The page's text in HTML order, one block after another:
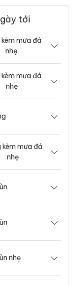
tới
mưa đá
nhẹ
mưa đá
nhẹ
kèm mưa đá
nhẹ
nhẹ